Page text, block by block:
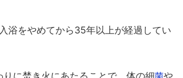
浴をやめてから35年以上が経過してい
に焚き火にあたることで、体の細 や